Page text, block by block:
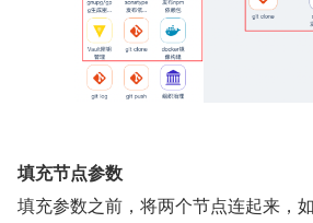
填充节点参数
填充参数之前，将两个节点连起来，